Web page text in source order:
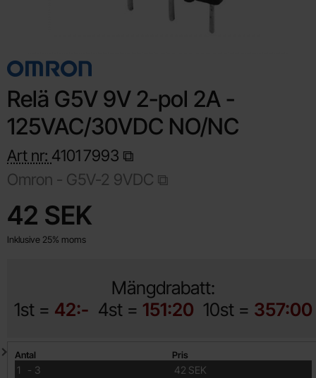
Relä G5V 9V 2-pol 2A -
125VAC/30VDC NO/NC
Art nr: 41017993
Omron - G5V-2 9VDC
pris
42 SEK
Inklusive 25% moms
Mängdrabatt:
1st = 42:- 4st = 151:20 10st = 357:00
Mängdrabatt
Antal Pris
1 -
till 3
42 SEK